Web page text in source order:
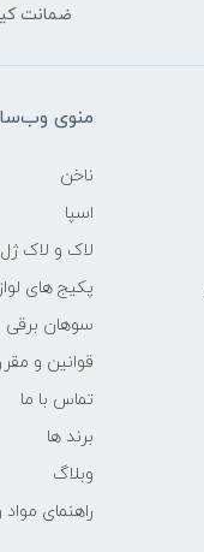
ضمانت
منوی
ناخن
اسپا
لاک و لاک ژل
پکیج های
سوهان برقی
قوانین و
تماس با ما
برند ها
وبلاگ
راهنمای مواد